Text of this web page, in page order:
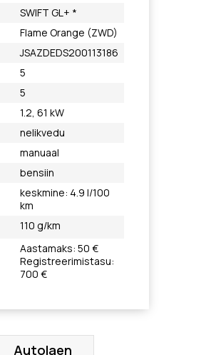
SWIFT GL+ *
Flame Orange (ZWD)
JSAZDEDS200113186
5
5
1.2, 61 kW
nelikvedu
manuaal
bensiin
keskmine: 4.9 l/100
km
110 g/km
Aastamaks: 50 €
Registreerimistasu:
700 €
Autolaen